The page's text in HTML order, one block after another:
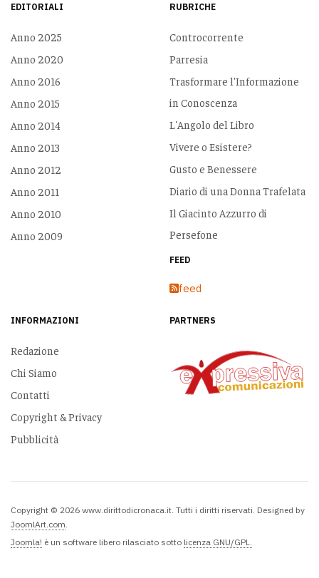
EDITORIALI
Anno 2025
Anno 2020
Anno 2016
Anno 2015
Anno 2014
Anno 2013
Anno 2012
Anno 2011
Anno 2010
Anno 2009
RUBRICHE
Controcorrente
Parresia
Trasformare l'Informazione
in Conoscenza
L'Angolo del Libro
Vivere o Esistere?
Gusto e Benessere
Diario di una Donna Trafelata
Il Giacinto Azzurro di
Persefone
FEED
feed
INFORMAZIONI
Redazione
Chi Siamo
Contatti
Copyright & Privacy
Pubblicità
PARTNERS
Copyright © 2026 www.dirittodicronaca.it. Tutti i diritti riservati. Designed by
JoomlArt.com
Joomla! è un software libero rilasciato sotto licenza GNU/GPL.